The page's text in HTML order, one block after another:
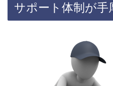
サポート体制が手